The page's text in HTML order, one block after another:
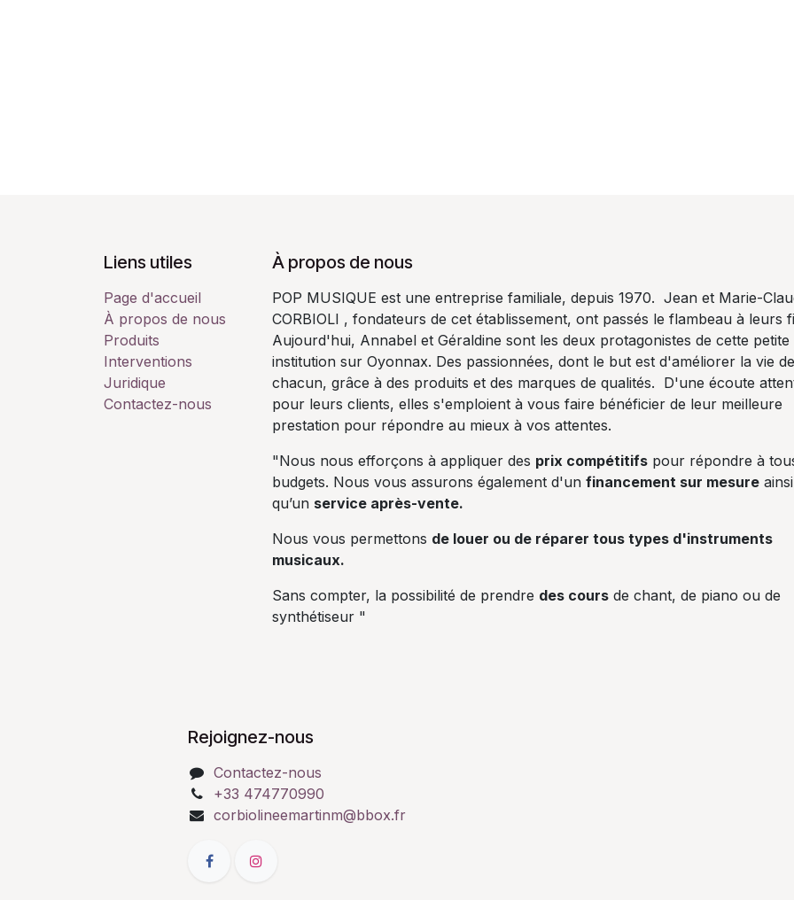
Liens utiles
Page d'accueil
À propos de nous
Produits
Interventions
Juridique
Contactez-nous
À propos de nous
POP MUSIQUE est une entreprise familiale, depuis 1970. Jean et Marie-
CORBIOLI , fondateurs de cet établissement, ont passés le flambeau à leurs
Aujourd'hui, Annabel et Géraldine sont les deux protagonistes de cette petite
institution sur Oyonnax. Des passionnées, dont le but est d'améliorer la vie de
chacun, grâce à des produits et des marques de qualités. D'une écoute
pour leurs clients, elles s'emploient à vous faire bénéficier de leur meilleure
prestation pour répondre au mieux à vos attentes.
"Nous nous efforçons à appliquer des prix compétitifs pour répondre à
budgets. Nous vous assurons également d'un financement sur mesure ainsi
qu’un service après-vente.
Nous vous permettons de louer ou de réparer tous types d'instruments
musicaux.
Sans compter, la possibilité de prendre des cours de chant, de piano ou de
synthétiseur "
Rejoignez-nous
Contactez-nous
+33 474770990
corbiolineemartinm@bbox.fr